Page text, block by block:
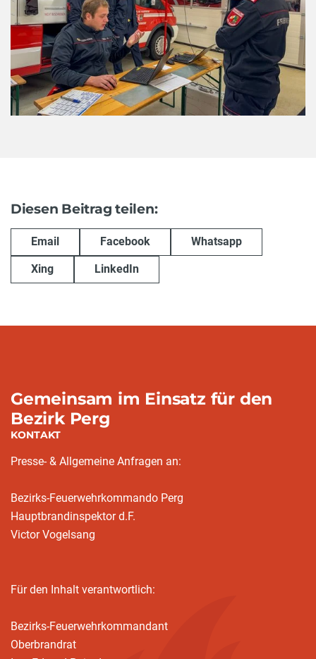
Diesen Beitrag teilen:
Email Facebook Whatsapp
Xing LinkedIn
Gemeinsam im Einsatz für den
Bezirk Perg
KONTAKT
Presse- & Allgemeine Anfragen an:
Bezirks-Feuerwehrkommando Perg
Hauptbrandinspektor d.F.
Victor Vogelsang
Für den Inhalt verantwortlich:
Bezirks-Feuerwehrkommandant
Oberbrandrat